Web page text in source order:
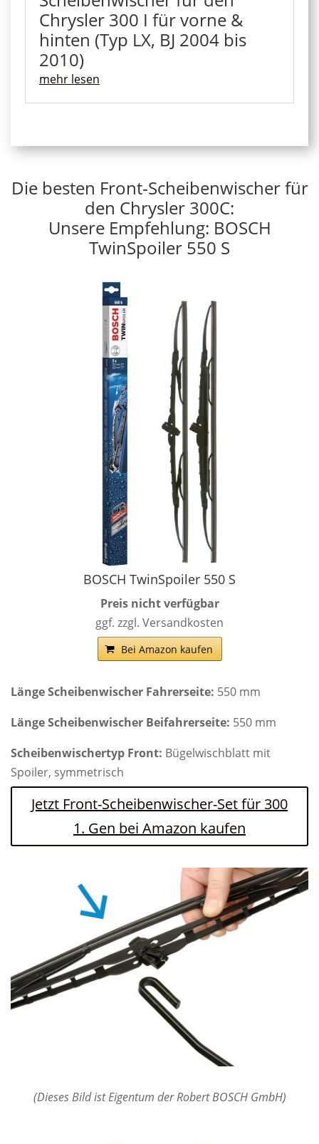
Chrysler 300 I für vorne &
hinten (Typ LX, BJ 2004 bis
2010)
mehr lesen
Die besten Front-Scheibenwischer für
den Chrysler 300C:
Unsere Empfehlung: BOSCH
TwinSpoiler 550 S
BOSCH TwinSpoiler 550 S
Preis nicht verfügbar
ggf. zzgl. Versandkosten
Bei Amazon kaufen
Länge Scheibenwischer Fahrerseite: 550 mm
Länge Scheibenwischer Beifahrerseite: 550 mm
Scheibenwischertyp Front: Bügelwischblatt mit
Spoiler, symmetrisch
Jetzt Front-Scheibenwischer-Set für 300
1. Gen bei Amazon kaufen
(Dieses Bild ist Eigentum der Robert BOSCH GmbH)